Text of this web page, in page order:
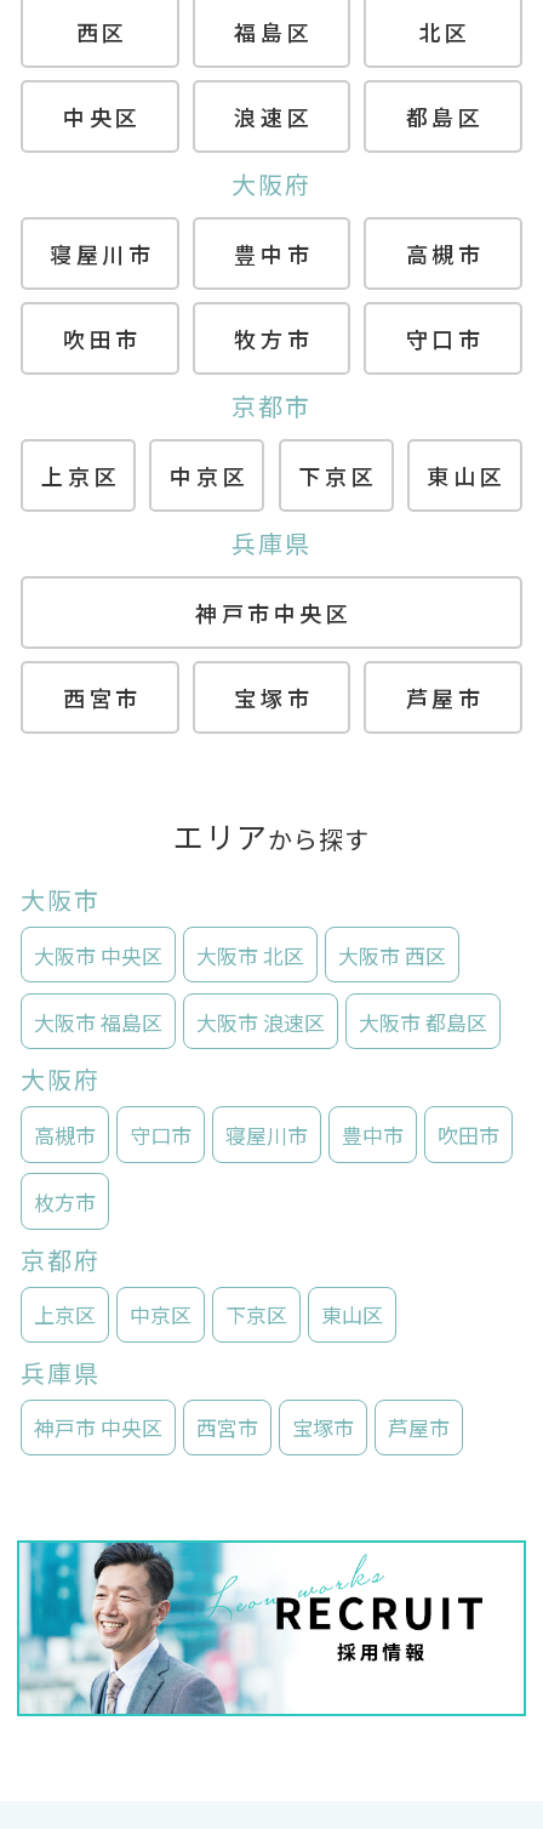
西区 福島区 北区
中央区 浪速区 都島区
大阪府
寝屋川市 豊中市 高槻市
吹田市 牧方市 守口市
京都市
上京区 中京区 下京区 東山区
兵庫県
神戸市中央区
西宮市 宝塚市 芦屋市
エリアから探す
大阪市
大阪市 中央区 大阪市 北区 大阪市 西区
大阪市 福島区 大阪市 浪速区 大阪市 都島区
大阪府
高槻市 守口市 寝屋川市 豊中市 吹田市
枚方市
京都府
上京区 中京区 下京区 東山区
兵庫県
神戸市 中央区 西宮市 宝塚市 芦屋市